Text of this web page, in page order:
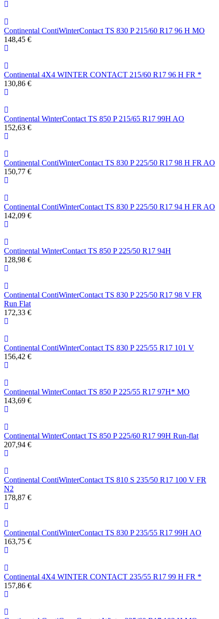
Continental ContiWinterContact TS 830 P 215/60 R17 96 H MO
148,45 €
Continental 4X4 WINTER CONTACT 215/60 R17 96 H FR *
130,86 €
Continental WinterContact TS 850 P 215/65 R17 99H AO
152,63 €
Continental ContiWinterContact TS 830 P 225/50 R17 98 H FR AO
150,77 €
Continental ContiWinterContact TS 830 P 225/50 R17 94 H FR AO
142,09 €
Continental WinterContact TS 850 P 225/50 R17 94H
128,98 €
Continental ContiWinterContact TS 830 P 225/50 R17 98 V FR
Run Flat
172,33 €
Continental ContiWinterContact TS 830 P 225/55 R17 101 V
156,42 €
Continental WinterContact TS 850 P 225/55 R17 97H* MO
143,69 €
Continental WinterContact TS 850 P 225/60 R17 99H Run-flat
207,94 €
Continental ContiWinterContact TS 810 S 235/50 R17 100 V FR
N2
178,87 €
Continental ContiWinterContact TS 830 P 235/55 R17 99H AO
163,75 €
Continental 4X4 WINTER CONTACT 235/55 R17 99 H FR *
157,86 €